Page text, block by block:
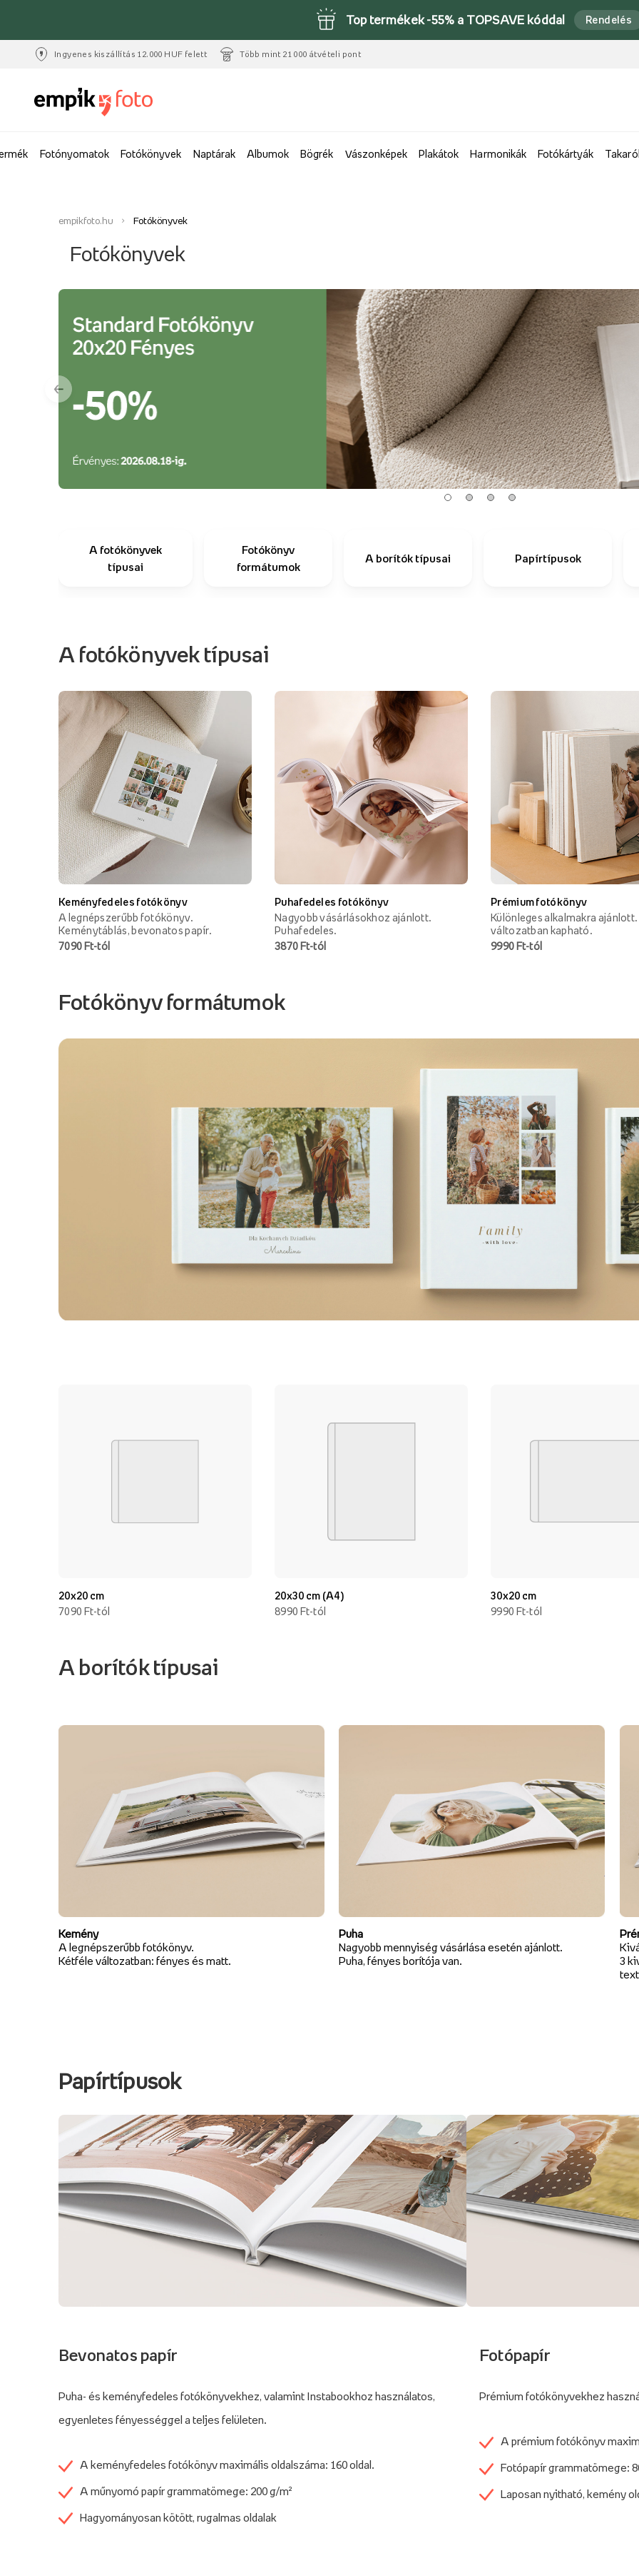
Top termékek -55% a TOPSAVE kóddal Rendelés
Ingyenes kiszállítás 12.000 HUF felett Több mint 21 000 átvételi pont
Fotónyomatok Fotókönyvek Naptárak Albumok Bögrék Vászonképek Plakátok Harmonikák Fotókártyák
empikfoto.hu Fotókönyvek
Fotókönyvek
←
A fotókönyvek
típusai
Fotókönyv
formátumok
A borítók típusai Papírtípusok
A fotókönyvek típusai
Keményfedeles fotókönyv
A legnépszerűbb fotókönyv.
Keménytáblás, bevonatos papír.
7090 Ft-tól
Puhafedeles fotókönyv
Nagyobb vásárlásokhoz ajánlott.
Puhafedeles.
3870 Ft-tól
Prémium fotókönyv
Különleges alkalmakra
változatban kapható.
9990 Ft-tól
Fotókönyv formátumok
20x20 cm
7090 Ft-tól
20x30 cm (A4)
8990 Ft-tól
30x20 cm
9990 Ft-tól
A borítók típusai
Kemény
A legnépszerűbb fotókönyv.
Kétféle változatban: fényes és matt.
Puha
Nagyobb mennyiség vásárlása esetén ajánlott.
Puha, fényes borítója van.
3
Papírtípusok
Bevonatos papír
Puha- és keményfedeles fotókönyvekhez, valamint Instabookhoz használatos,
egyenletes fényességgel a teljes felületen.
A keményfedeles fotókönyv maximális oldalszáma: 160 oldal.
A műnyomó papír grammatömege: 200 g/m²
Hagyományosan kötött, rugalmas oldalak
Fotópapír
Prémium fotókönyvekhez
A prémium fotókönyv
Fotópapír grammatömege:
Laposan nyitható, kemény